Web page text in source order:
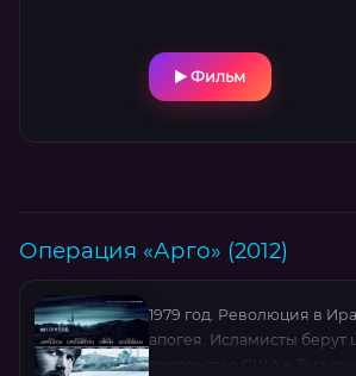
Фильм
Операция «Арго» (2012)
1979 год. Революция в
апогея. Исламисты